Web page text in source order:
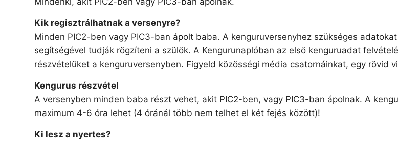
Kik regisztrálhatnak a versenyre?
Minden PIC2-ben vagy PIC3-ban ápolt baba. A kenguruversenyhez szükséges
segítségével tudják rögzíteni a szülők. A Kengurunaplóban az első kenguruadat
részvételüket a kenguruversenyben. Figyeld közösségi média csatornáinkat, egy rövid
Kengurus részvétel
A versenyben minden baba részt vehet, akit PIC2-ben, vagy PIC3-ban ápolnak. A
maximum 4-6 óra lehet (4 óránál több nem telhet el két fejés között)!
Ki lesz a nyertes?